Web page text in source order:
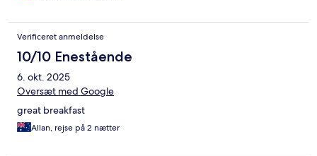
Verificeret anmeldelse
10/10 Enestående
6. okt. 2025
Oversæt med Google
great breakfast
Allan, rejse på 2 nætter